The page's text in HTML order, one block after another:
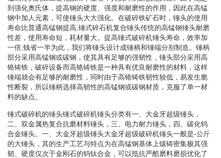
到强化奥氏体，提高钢的硬度、强度和耐磨性的作用，因此在高锰
钢中加人元素，可使锤头大大强化。在破碎铁矿石时，锤头的使用
寿命比普通高锰钢提高,锤式碎石机复合锤头传统的高锰钢锤头耐磨
性差，使用寿命短，耗材量大。提高锤式破碎机锤头寿命，效率加
一倍,钱省一半为此，我们将锤头设计成锤柄和锤端分别制造。锤柄
部分采用高锰钢或碳钢，使其具有足够的强韧性，锤头部分采用高
铬铸铁，破碎设备而高铬铸铁是一种具有优良耐磨性的材料，这样
锤端就会有足够的耐磨性，同时由于高铬铸铁韧性较低，易发生脆
性断裂，所以锤柄选择高韧性的高锰钢或碳钢材质，克服了单一材
料的缺点。
锤式破碎机的锤头锤式破碎机锤头分类有一、大金牙超级锤头，
二、双金属热复合抗磨材料锤头，三、电力耐力锤头，四、碳化钨
合金锤头。一、大金牙超级锤头大金牙超级破碎机锤头一般是-公斤
的大锤头，其的生产工艺与特点为在高锰钢基体上镶铸密集极其强
韧、硬度仅次于金刚石的钨钛合金，可以抵抗严酷磨料磨损优化了